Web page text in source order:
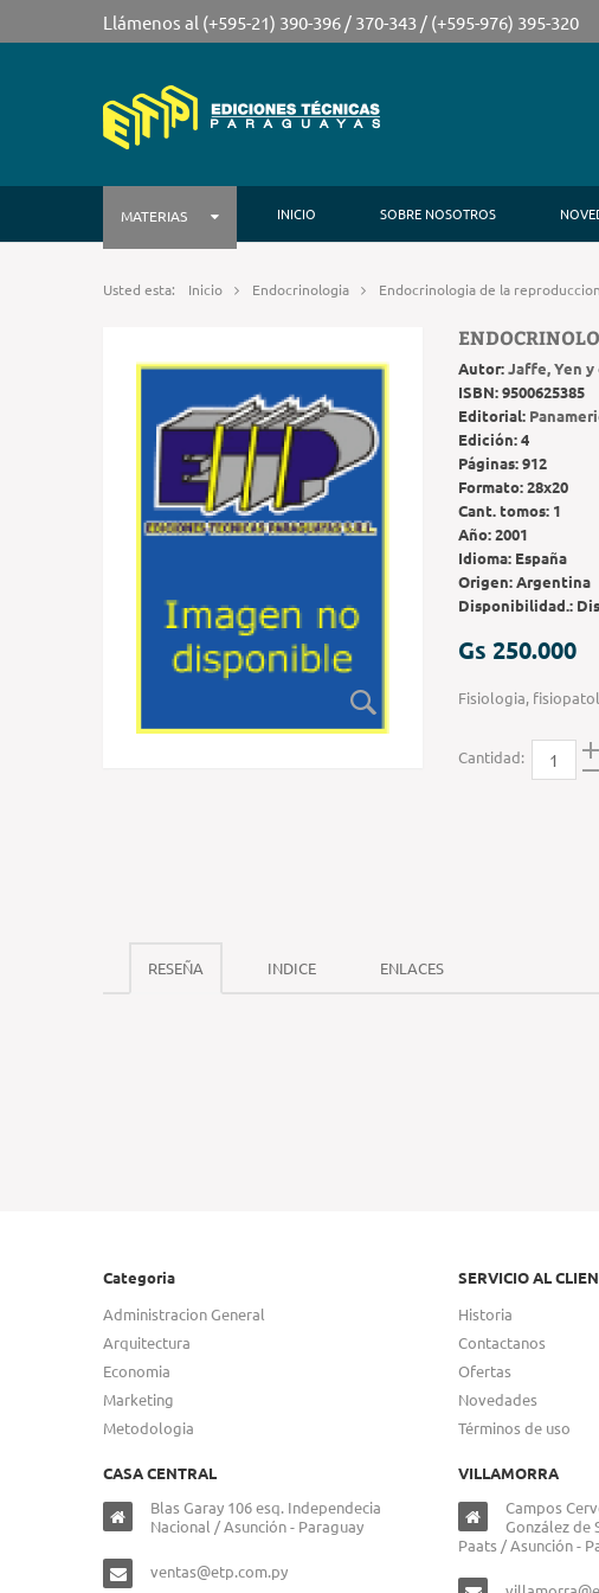
Llámenos al (+595-21) 390-396 / 370-343 / (+595-976) 395-320
MATERIAS INICIO SOBRE NOSOTROS
Usted esta: Inicio Endocrinologia Endocrinologia de la reproduccion
Autor:Jaffe, Yen
ISBN:9500625385
Editorial:
Edición:4
Páginas:912
Formato:28x20
Cant. tomos: 1
Año:2001
Idioma: España
Origen:Argentina
Disponibilidad.:
Gs 250.000
Fisiologia,
Cantidad:
RESEÑA INDICE ENLACES
Categoria
Administracion General
Arquitectura
Economia
Marketing
Metodologia
SERVICIO AL
Historia
Contactanos
Ofertas
Novedades
Términos de uso
CASA CENTRAL
Blas Garay 106 esq. Independecia
Nacional / Asunción - Paraguay
ventas@etp.com.py
VILLAMORRA
Campos
González de
Paats / Asunción -